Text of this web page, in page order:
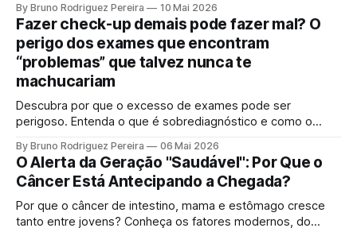
By Bruno Rodriguez Pereira 10 Mai 2026
Fazer check-up demais pode fazer mal? O
perigo dos exames que encontram
“problemas” que talvez nunca te
machucariam
Descubra por que o excesso de exames pode ser
perigoso. Entenda o que é sobrediagnóstico e como o
desnecessários e ansiedade.
By Bruno Rodriguez Pereira 06 Mai 2026
O Alerta da Geração "Saudável": Por Que o
Câncer Está Antecipando a Chegada?
Por que o câncer de intestino, mama e estômago cresce
tanto entre jovens? Conheça os fatores modernos, do